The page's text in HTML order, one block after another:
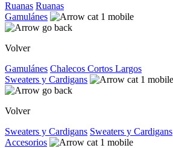
Ruanas Ruanas
Gamulánes
Volver
Gamulánes Chalecos Cortos Largos
Sweaters y Cardigans
Volver
Sweaters y Cardigans Sweaters y Cardigans
Accesorios